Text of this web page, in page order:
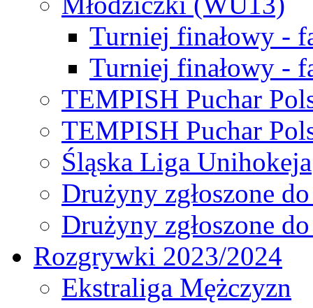
Turniej finałowy -
Turniej finałowy -
TEMPISH Puchar
TEMPISH Puchar
Śląska Liga Unihokeja
Drużyny zgłoszone
Drużyny zgłoszone
Rozgrywki 2023/2024
Ekstraliga Mężczyzn